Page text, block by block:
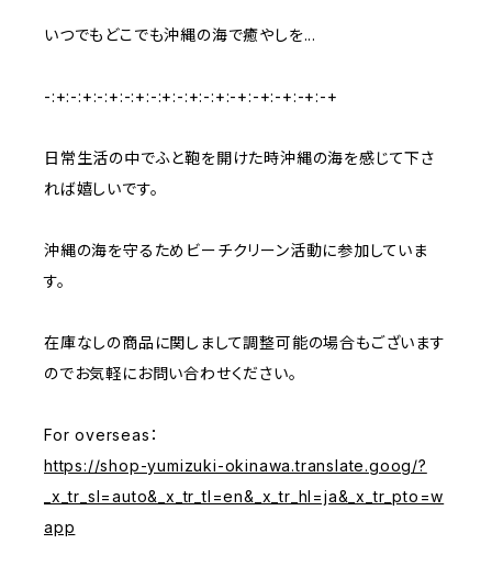
いつでもどこでも沖縄の海で癒やしを...
-:+:-:+:-:+:-:+:-:+:-:+:-:+:-+:-+:-+:-+:-+
日常生活の中でふと鞄を開けた時沖縄の海を感じて下さ
れば嬉しいです。
沖縄の海を守るためビーチクリーン活動に参加していま
す。
在庫なしの商品に関しまして調整可能の場合もございます
のでお気軽にお問い合わせください。
For overseas：
https://shop-yumizuki-okinawa.translate.goog/?
_x_tr_sl=auto&_x_tr_tl=en&_x_tr_hl=ja&_x_tr_pto=w
app